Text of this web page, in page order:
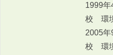
1999
校 環
2005
校 環